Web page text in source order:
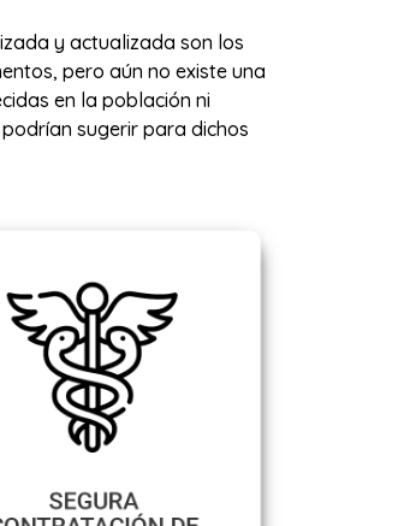
y actualizada son los
pero aún no existe una
en la población ni
sugerir para dichos